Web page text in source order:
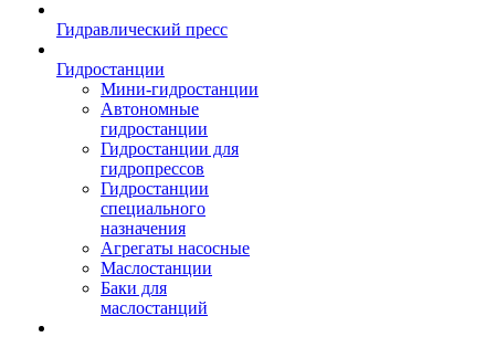
Гидравлический пресс
Гидростанции
Мини-гидростанции
Автономные
гидростанции
Гидростанции для
гидропрессов
Гидростанции
специального
назначения
Агрегаты насосные
Маслостанции
Баки для
маслостанций